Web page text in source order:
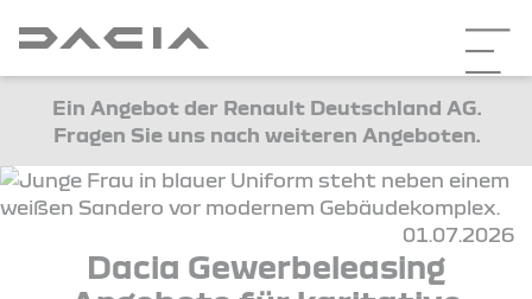
Ein Angebot der Renault Deutschland AG.
Fragen Sie uns nach weiteren Angeboten.
01.07.2026
Dacia Gewerbeleasing